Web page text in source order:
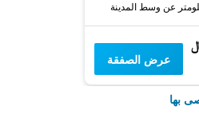
عرض الصفقة
بها